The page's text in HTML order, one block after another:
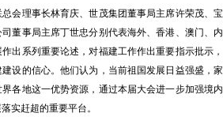
理事长林育庆、世茂集团董事局主席许荣茂、
董事局主席丁世忠分别代表海外、香港、澳门、
出系列重要论述，对福建工作作出重要指示批示
设的信心。他们认为，当前祖国发展日益强盛，
各地这一优势资源，通过本届大会进一步加强境
实赶超的重要平台。